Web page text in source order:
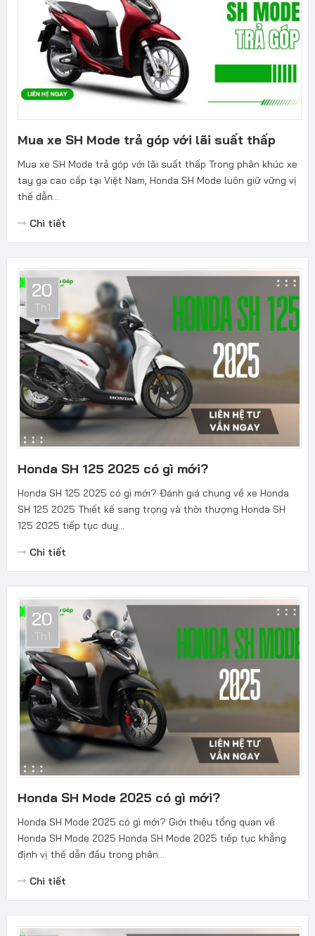
Mua xe SH Mode trả góp với lãi suất thấp
Mua xe SH Mode trả góp với lãi suất thấp Trong phân khúc xe
tay ga cao cấp tại Việt Nam, Honda SH Mode luôn giữ vững vị
thế dẫn...
Chi tiết
20
Th1
Honda SH 125 2025 có gì mới?
Honda SH 125 2025 có gì mới? Đánh giá chung về xe Honda
SH 125 2025 Thiết kế sang trọng và thời thượng Honda SH
125 2025 tiếp tục duy...
Chi tiết
20
Th1
Honda SH Mode 2025 có gì mới?
Honda SH Mode 2025 có gì mới? Giới thiệu tổng quan về
Honda SH Mode 2025 Honda SH Mode 2025 tiếp tục khẳng
định vị thế dẫn đầu trong phân...
Chi tiết